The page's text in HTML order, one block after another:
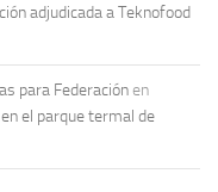
adjudicada a Teknofood
para Federación en
el parque termal de